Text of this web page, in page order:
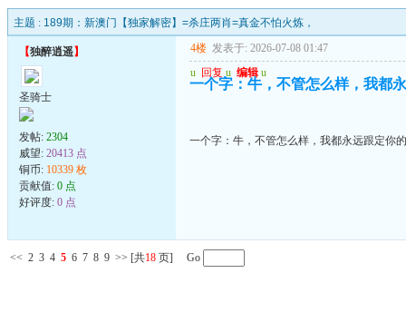
主题 : 189期：新澳门【独家解密】=杀庄两肖=真金不怕火炼，
【独醉逍遥】
圣骑士
发帖: 2304
威望: 20413 点
铜币: 10339 枚
贡献值: 0 点
好评度: 0 点
4楼 发表于: 2026-07-08 01:47
u 回复 u 编辑 u
一个字：牛，不管怎么样，我都
一个字：牛，不管怎么样，我都永远跟定你的
<< 2 3 4 5 6 7 8 9 >> [共18 页] Go